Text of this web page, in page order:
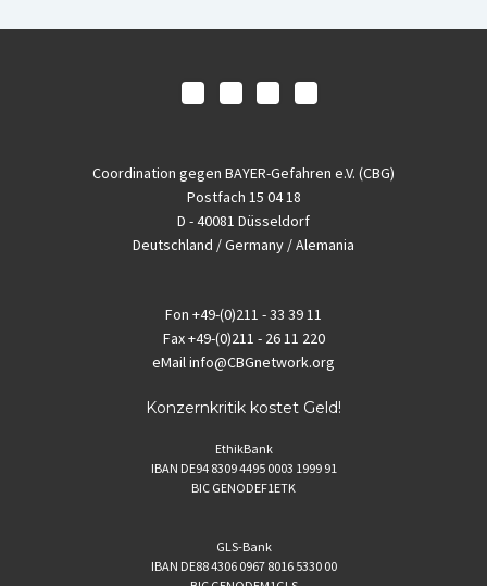
Coordination gegen BAYER-Gefahren e.V. (CBG)
Postfach 15 04 18
D - 40081 Düsseldorf
Deutschland / Germany / Alemania
Fon +49-(0)211 - 33 39 11
Fax+49-(0)211 - 26 11 220
eMailinfo@CBGnetwork.org
Konzernkritik kostet Geld!
EthikBank
IBAN DE94 8309 4495 0003 1999 91
BIC GENODEF1ETK
GLS-Bank
IBAN DE88 4306 0967 8016 5330 00